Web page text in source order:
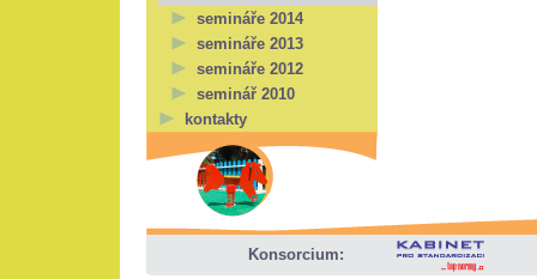
semináře 2014
semináře 2013
semináře 2012
seminář 2010
kontakty
Konsorcium: